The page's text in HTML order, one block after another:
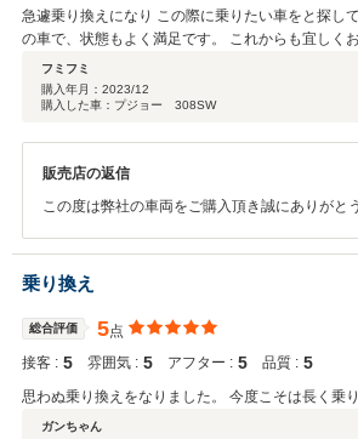
急遽乗り換えになり この際に乗りたい車をと探し
の車で、状態もよく満足です。 これからも宜しく
フミフミ
購入年月： 2023/12
購入した車：プジョー 308SW
販売店の返信
この度は弊社の車両をご購入頂き誠にありがと
りましたが念願の一台かと思います。 永くお乗
す。 これからもしっかりサポートさせて頂きま
が起きた際はお気軽にご連絡くださいませ。 今
す。
乗り換え
総合評価 5点
接客 : 5 雰囲気 : 5 アフター : 5 品質 : 5
思わぬ乗り換えをなりました。 今度こそは長く乗
ガンちゃん